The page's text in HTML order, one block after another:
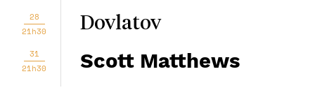
28
21h30
Dovlatov
31
21h30
Scott Matthews